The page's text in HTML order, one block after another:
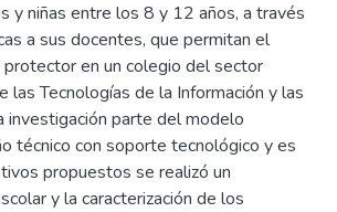
y niñas entre los 8 y 12 años, a través
a sus docentes, que permitan el
en un colegio del sector
Tecnologías de la Información y las
investigación parte del modelo
técnico con soporte tecnológico y es
propuestos se realizó un
y la caracterización de los